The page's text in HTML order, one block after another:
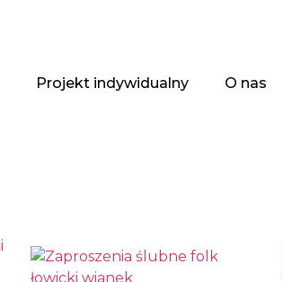
Projekt indywidualny O nas